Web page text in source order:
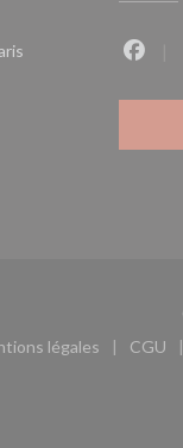
((ouvre une nouvelle
légales
((ouvre une
CGU